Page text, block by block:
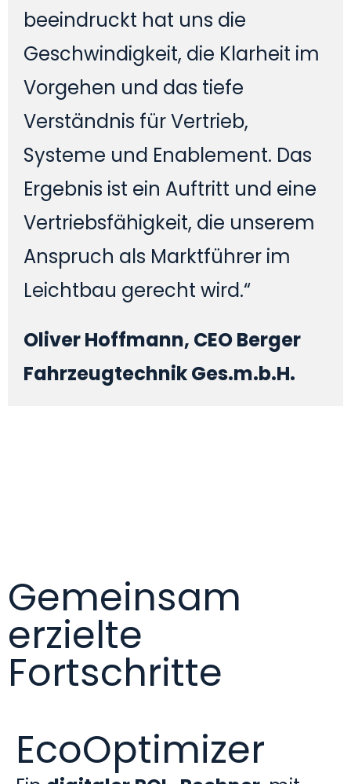
beeindruckt hat uns die
Geschwindigkeit, die Klarheit im
Vorgehen und das tiefe
Verständnis für Vertrieb,
Systeme und Enablement. Das
Ergebnis ist ein Auftritt und eine
Vertriebsfähigkeit, die unserem
Anspruch als Marktführer im
Leichtbau gerecht wird.“
Oliver Hoffmann, CEO Berger
Fahrzeugtechnik Ges.m.b.H.
Gemeinsam
erzielte
Fortschritte
EcoOptimizer